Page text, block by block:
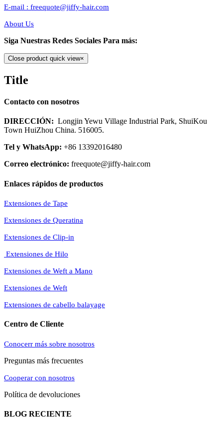
E-mail : freequote@jiffy-hair.com
About Us
Siga Nuestras Redes Sociales Para más:
Close product quick view×
Title
Contacto con nosotros
DIRECCIÓN: Longjin Yewu Village Industrial Park, ShuiKou
Town HuiZhou China. 516005.
Tel y WhatsApp: +86 13392016480
Correo electrónico: freequote@jiffy-hair.com
Enlaces rápidos de productos
Extensiones de Tape
Extensiones de Queratina
Extensiones de Clip-in
Extensiones de Hilo
Extensiones de Weft a Mano
Extensiones de Weft
Extensiones de cabello balayage
Centro de Cliente
Conocerr más sobre nosotros
Preguntas más frecuentes
Cooperar con nosotros
Política de devoluciones
BLOG RECIENTE